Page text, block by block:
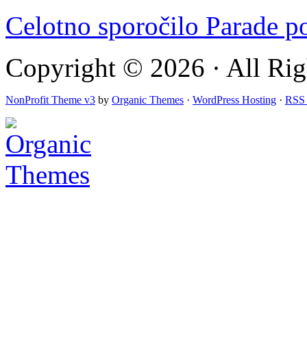
Celotno sporočilo Parade
Copyright © 2026 · All
NonProfit Theme v3 by Organic Themes · WordPress Hosting · RSS